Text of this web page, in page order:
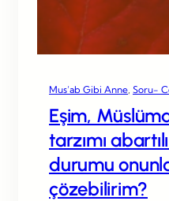
Mus’ab Gibi Anne Soru-
Eşim,
tarzımı
durumu
çözebilirim?